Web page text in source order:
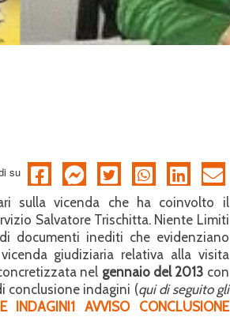
su
sulla vicenda che ha coinvolto il
Salvatore Trischitta. Niente Limiti
documenti inediti che evidenziano
giudiziaria relativa alla visita
nel gennaio del 2013 con
conclusione indagini (qui di seguito gli
INDAGINI1
AVVISO CONCLUSIONE